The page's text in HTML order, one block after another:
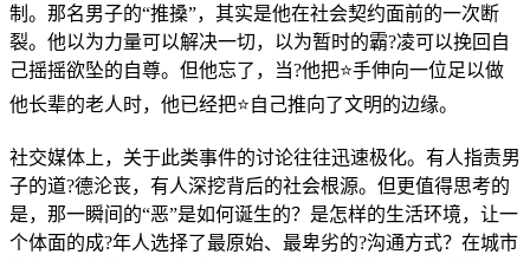
制。那名男子的“推搡”，其实是他在社会契约面前的一次断
裂。他以为力量可以解决一切，以为暂时的霸?凌可以挽回自
己摇摇欲坠的自尊。但他忘了，当?他把⭐手伸向一位足以做
他长辈的老人时，他已经把⭐自己推向了文明的边缘。
社交媒体上，关于此类事件的讨论往往迅速极化。有人指责男
子的道?德沦丧，有人深挖背后的社会根源。但更值得思考的
是，那一瞬间的“恶”是如何诞生的？是怎样的生活环境，让一
个体面的成?年人选择了最原始、最卑劣的?沟通方式？在城市